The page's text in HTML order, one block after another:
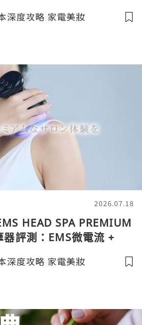
深度攻略 家電美妝
2026.07.18
HEAD SPA PREMIUM
器評測：EMS微電流 +
防水無線設計，居家沙龍
深度攻略 家電美妝